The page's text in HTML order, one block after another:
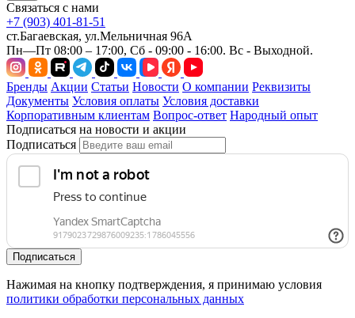
Связаться с нами
+7 (903) 401-81-51
ст.Багаевская, ул.Мельничная 96А
Пн—Пт 08:00 – 17:00, Сб - 09:00 - 16:00. Вс - Выходной.
Бренды Акции Статьи Новости О компании Реквизиты
Документы Условия оплаты Условия доставки
Корпоративным клиентам Вопрос-ответ Народный опыт
Подписаться на новости и акции
Подписаться
Подписаться
Нажимая на кнопку подтверждения, я принимаю условия
политики обработки персональных данных